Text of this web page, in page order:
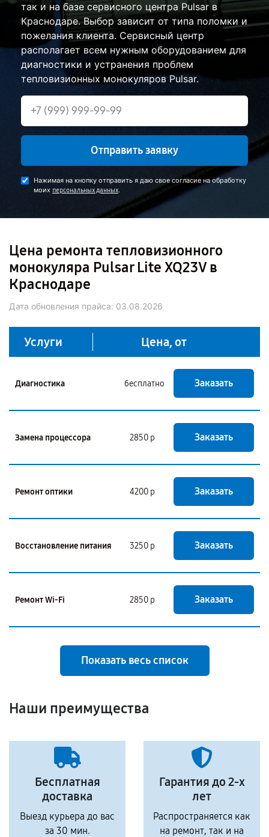
так и на базе сервисного центра Pulsar в
Краснодаре. Выбор зависит от типа поломки и
пожелания клиента. Сервисный центр
располагает всем нужным оборудованием для
диагностики и устранения проблем
тепловизионных монокуляров Pulsar.
Отправить заявку
Нажимая на кнопку отправить я даю свое согласие на обработку
моих персональных данных.
Цена ремонта тепловизионного
монокуляра Pulsar Lite XQ23V в
Краснодаре
Дата обновления прайса: 03.08.2026
Услуги Цена, от
Диагностика бесплатно Заказать
Замена процессора 2850 р Заказать
Ремонт оптики 4200 р Заказать
Восстановление питания 3250 р Заказать
Ремонт Wi-Fi 2850 р Заказать
Показать весь список
Наши преимущества
Бесплатная
доставка
Выезд курьера до вас
за 30 мин.
Гарантия до 2-х
лет
Распространяется как
на ремонт, так и на